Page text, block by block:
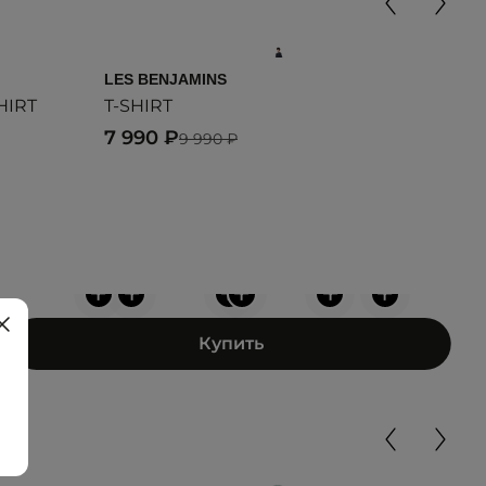
LES BENJAMINS
T-SHIRT
9 990 ₽
7 990 ₽
+
+
+ + +
+
Купить